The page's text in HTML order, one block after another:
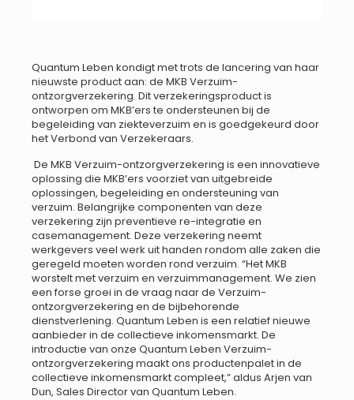
Quantum Leben kondigt met trots de lancering van haar
nieuwste product aan: de MKB Verzuim-
ontzorgverzekering. Dit verzekeringsproduct is
ontworpen om MKB’ers te ondersteunen bij de
begeleiding van ziekteverzuim en is goedgekeurd door
het Verbond van Verzekeraars.
De MKB Verzuim-ontzorgverzekering is een innovatieve
oplossing die MKB’ers voorziet van uitgebreide
oplossingen, begeleiding en ondersteuning van
verzuim. Belangrijke componenten van deze
verzekering zijn preventieve re-integratie en
casemanagement. Deze verzekering neemt
werkgevers veel werk uit handen rondom alle zaken die
geregeld moeten worden rond verzuim. “Het MKB
worstelt met verzuim en verzuimmanagement. We zien
een forse groei in de vraag naar de Verzuim-
ontzorgverzekering en de bijbehorende
dienstverlening. Quantum Leben is een relatief nieuwe
aanbieder in de collectieve inkomensmarkt. De
introductie van onze Quantum Leben Verzuim-
ontzorgverzekering maakt ons productenpalet in de
collectieve inkomensmarkt compleet,” aldus Arjen van
Dun, Sales Director van Quantum Leben.